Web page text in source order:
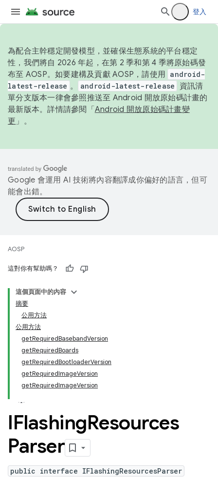
登入
為配合主幹穩定開發模型，並確保生態系統的平台穩定
性，我們將自 2026 年起，在第 2 季和第 4 季將原始碼發
布至 AOSP。如要建構及貢獻 AOSP，請使用 android-
latest-release 。 android-latest-release
資訊清
單分支版本一律會參照推送至 Android 開放原始碼計畫的
最新版本。詳情請參閱「 Android 開放原始碼計畫變
更 」。
Google 會運用 AI 技術將內容翻譯成你偏好的語言，但可
能會出錯。
AOSP
這對你有幫助嗎？
這個頁面中的內容
摘要
公用方法
公用方法
getRequiredBasebandVersion
getRequiredBoards
getRequiredBootloaderVersion
getRequiredImageVersion
getRequiredImageVersion
IFlashingResources
Parser
public interface IFlashingResourcesParser